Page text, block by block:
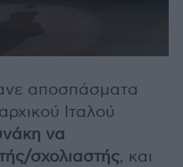
αποσπάσματα
Ιταλού
να
σχολιαστής, και